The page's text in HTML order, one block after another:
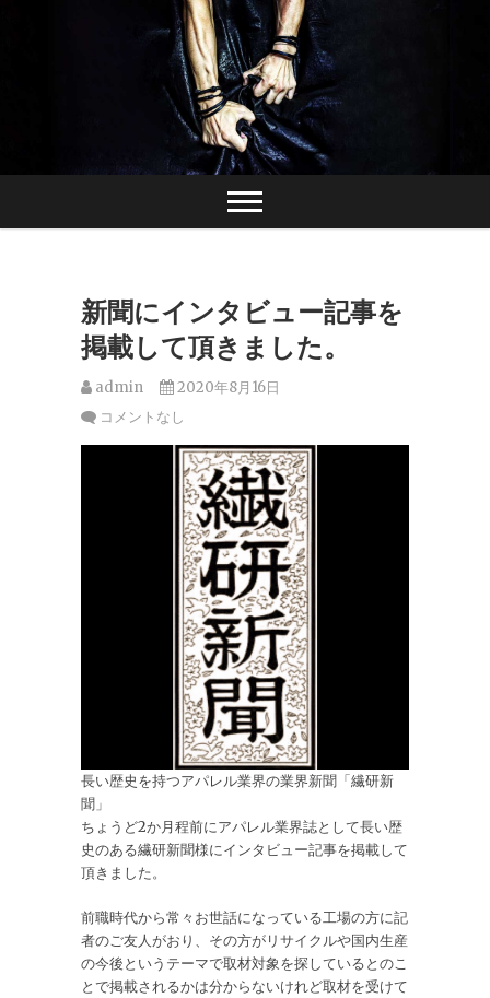
新聞にインタビュー記事を
掲載して頂きました。
admin
2020年8月16日
コメントなし
長い歴史を持つアパレル業界の業界新聞「繊研新
聞」
ちょうど2か月程前にアパレル業界誌として長い歴
史のある繊研新聞様にインタビュー記事を掲載して
頂きました。
前職時代から常々お世話になっている工場の方に記
者のご友人がおり、その方がリサイクルや国内生産
の今後というテーマで取材対象を探しているとのこ
とで掲載されるかは分からないけれど取材を受けて